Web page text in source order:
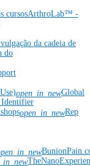
cursosArthroLab™ -
da cadeia de
do
open_in_newGlobal
Identifier
open_in_newRep